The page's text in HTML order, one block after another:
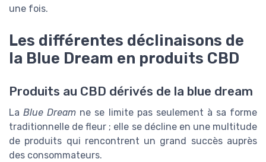
une fois.
Les différentes déclinaisons de
la Blue Dream en produits CBD
Produits au CBD dérivés de la blue dream
LaBlue Dream ne se limite pas seulement à sa forme
traditionnelle de fleur ; elle se décline en une multitude
de produits qui rencontrent un grand succès auprès
des consommateurs.